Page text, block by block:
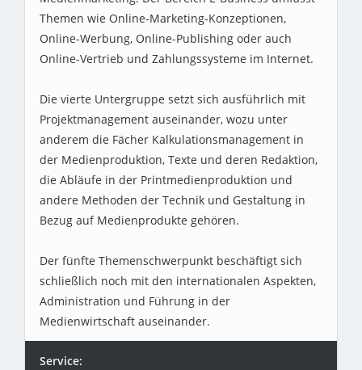
Themen wie Online-Marketing-Konzeptionen,
Online-Werbung, Online-Publishing oder auch
Online-Vertrieb und Zahlungssysteme im Internet.
Die vierte Untergruppe setzt sich ausführlich mit
Projektmanagement auseinander, wozu unter
anderem die Fächer Kalkulationsmanagement in
der Medienproduktion, Texte und deren Redaktion,
die Abläufe in der Printmedienproduktion und
andere Methoden der Technik und Gestaltung in
Bezug auf Medienprodukte gehören.
Der fünfte Themenschwerpunkt beschäftigt sich
schließlich noch mit den internationalen Aspekten,
Administration und Führung in der
Medienwirtschaft auseinander.
Service: